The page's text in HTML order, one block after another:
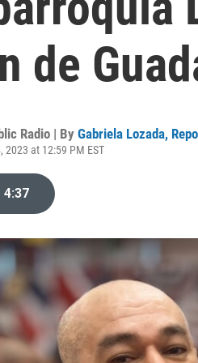
de
Radio | By Gabriela Lozada,
2023 at 12:59 PM EST
4:37